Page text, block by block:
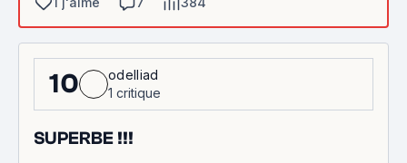
10
odelliad
1 critique
SUPERBE !!!